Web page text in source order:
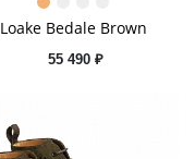
Loake Bedale Brown
55 490 ₽